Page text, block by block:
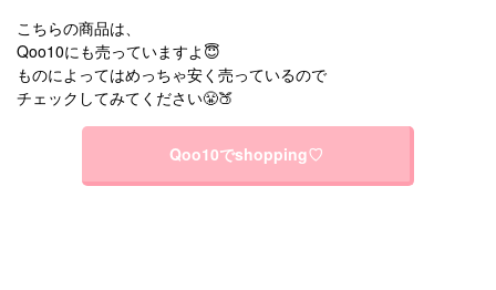
こちらの商品は、
Qoo10にも売っていますよ😇
ものによってはめっちゃ安く売っているので
チェックしてみてください😤🍑
Qoo10でshopping♡